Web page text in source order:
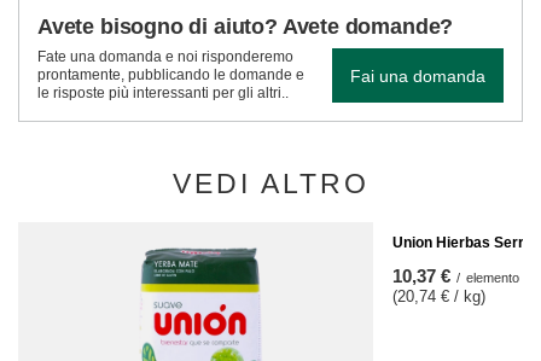
Avete bisogno di aiuto? Avete domande?
Fate una domanda e noi risponderemo
prontamente, pubblicando le domande e
le risposte più interessanti per gli altri..
Fai una domanda
VEDI ALTRO
Union Hierbas
10,37 € / elemento
(20,74 € / kg)